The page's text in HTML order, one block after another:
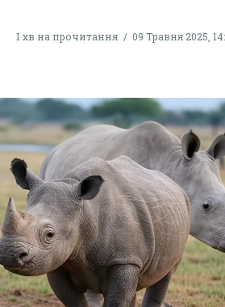
1 хв на прочитання 09 Травня 2025,